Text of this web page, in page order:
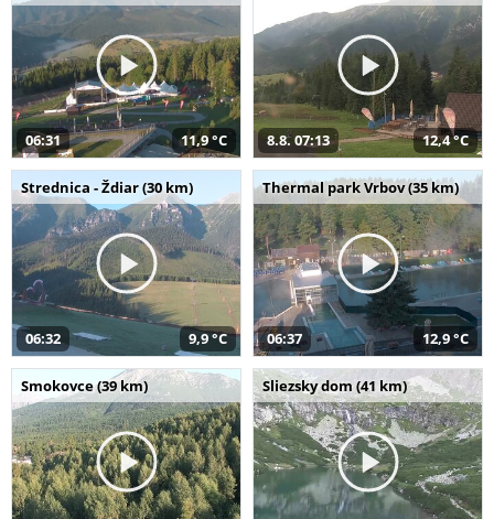
06:31 11,9 °C 8.8. 07:13 12,4 °C
Strednica - Ždiar (30 km)
06:32 9,9 °C
Thermal park Vrbov (35 km)
06:37 12,9 °C
Smokovce (39 km) Sliezsky dom (41 km)